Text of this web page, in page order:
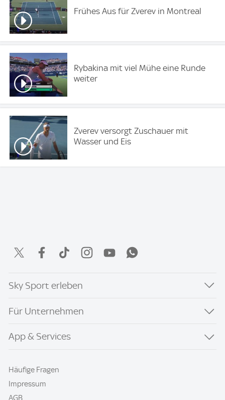
Frühes Aus für Zverev in Montreal
Rybakina mit viel Mühe eine Runde
weiter
Zverev versorgt Zuschauer mit
Wasser und Eis
Sky Sport erleben
Für Unternehmen
App & Services
Häufige Fragen
Impressum
AGB